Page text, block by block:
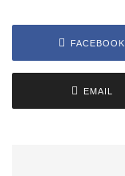
FACEBOOK
EMAIL